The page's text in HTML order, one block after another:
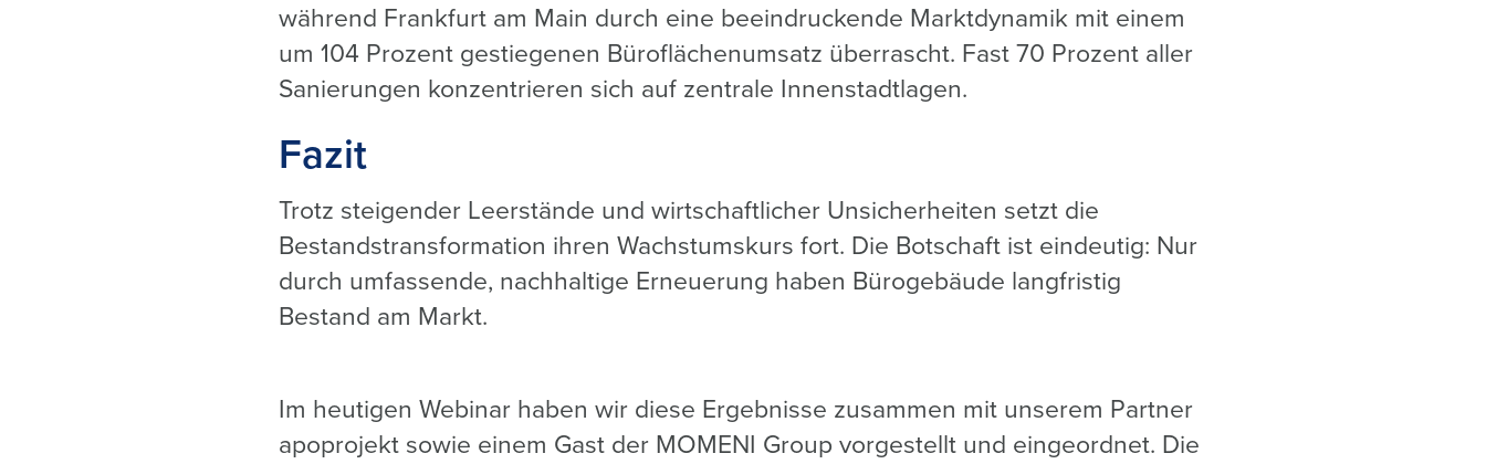
während Frankfurt am Main durch eine beeindruckende Marktdynamik mit einem
um 104 Prozent gestiegenen Büroflächenumsatz überrascht. Fast 70 Prozent aller
Sanierungen konzentrieren sich auf zentrale Innenstadtlagen.
Fazit
Trotz steigender Leerstände und wirtschaftlicher Unsicherheiten setzt die
Bestandstransformation ihren Wachstumskurs fort. Die Botschaft ist eindeutig: Nur
durch umfassende, nachhaltige Erneuerung haben Bürogebäude langfristig
Bestand am Markt.
Im heutigen Webinar haben wir diese Ergebnisse zusammen mit unserem Partner
apoprojekt sowie einem Gast der MOMENI Group vorgestellt und eingeordnet. Die